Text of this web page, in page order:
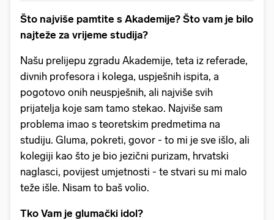
Što najviše pamtite s Akademije? Što vam je bilo
najteže za vrijeme studija?
Našu prelijepu zgradu Akademije, teta iz referade,
divnih profesora i kolega, uspješnih ispita, a
pogotovo onih neuspješnih, ali najviše svih
prijatelja koje sam tamo stekao. Najviše sam
problema imao s teoretskim predmetima na
studiju. Gluma, pokreti, govor - to mi je sve išlo, ali
kolegiji kao što je bio jezični purizam, hrvatski
naglasci, povijest umjetnosti - te stvari su mi malo
teže išle. Nisam to baš volio.
Tko Vam je glumački idol?